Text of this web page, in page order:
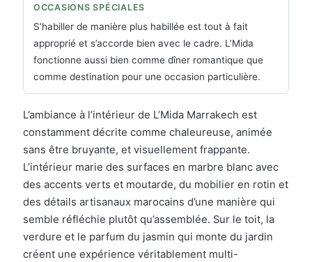
OCCASIONS SPÉCIALES
S’habiller de manière plus habillée est tout à fait
approprié et s’accorde bien avec le cadre. L’Mida
fonctionne aussi bien comme dîner romantique que
comme destination pour une occasion particulière.
L’ambiance à l’intérieur de L’Mida Marrakech est
constamment décrite comme chaleureuse, animée
sans être bruyante, et visuellement frappante.
L’intérieur marie des surfaces en marbre blanc avec
des accents verts et moutarde, du mobilier en rotin et
des détails artisanaux marocains d’une manière qui
semble réfléchie plutôt qu’assemblée. Sur le toit, la
verdure et le parfum du jasmin qui monte du jardin
créent une expérience véritablement multi-